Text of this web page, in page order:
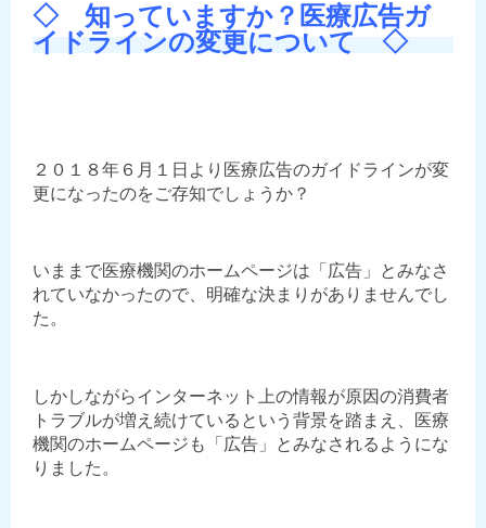
◇ 知っていますか？医療広告ガ
イドラインの変更について ◇
２０１８年６月１日より医療広告のガイドラインが変
更になったのをご存知でしょうか？
いままで医療機関のホームページは「広告」とみなさ
れていなかったので、明確な決まりがありませんでし
た。
しかしながらインターネット上の情報が原因の消費者
トラブルが増え続けているという背景を踏まえ、医療
機関のホームページも「広告」とみなされるようにな
りました。